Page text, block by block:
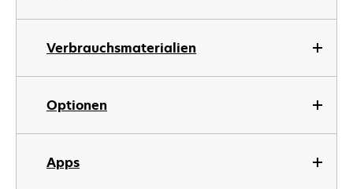
Verbrauchsmaterialien
Optionen
Apps